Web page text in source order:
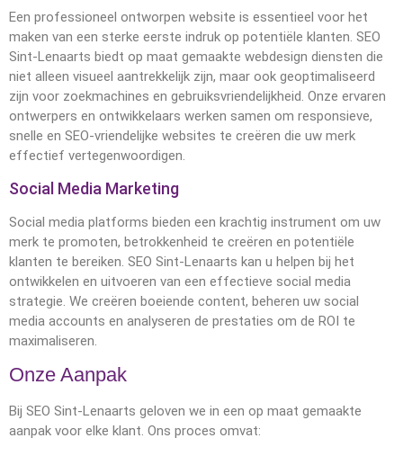
Een professioneel ontworpen website is essentieel voor het
maken van een sterke eerste indruk op potentiële klanten. SEO
Sint-Lenaarts biedt op maat gemaakte webdesign diensten die
niet alleen visueel aantrekkelijk zijn, maar ook geoptimaliseerd
zijn voor zoekmachines en gebruiksvriendelijkheid. Onze ervaren
ontwerpers en ontwikkelaars werken samen om responsieve,
snelle en SEO-vriendelijke websites te creëren die uw merk
effectief vertegenwoordigen.
Social Media Marketing
Social media platforms bieden een krachtig instrument om uw
merk te promoten, betrokkenheid te creëren en potentiële
klanten te bereiken. SEO Sint-Lenaarts kan u helpen bij het
ontwikkelen en uitvoeren van een effectieve social media
strategie. We creëren boeiende content, beheren uw social
media accounts en analyseren de prestaties om de ROI te
maximaliseren.
Onze Aanpak
Bij SEO Sint-Lenaarts geloven we in een op maat gemaakte
aanpak voor elke klant. Ons proces omvat: